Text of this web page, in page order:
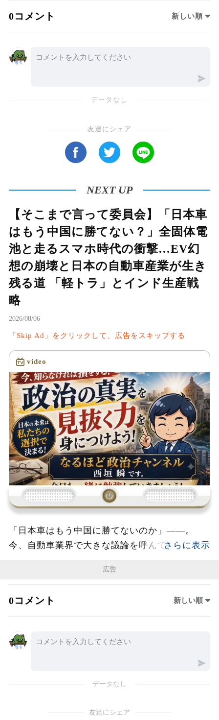
が描かれています。密教の普及を通じて、精神
0コメント 新しい順
データなし
友達にシェア
NEXT UP
【そこまで言って委員会】「日本車
はもう中国に勝てない？」全固体電
池と走るスマホ時代の衝撃…EV幻
想の崩壊と日本の自動車産業が生き
残る道 「軽トラ」とインド生産戦
略
2026/08/06
「Skip Ad」をクリックして、広告をスキップする
video
読み込み中...
「日本車はもう中国に勝てないのか」――。
今、自動車業界で大きな議論を呼んでいるの
略だ。専門家による討論では、中国が国家規模
まり、日本企業がこれまで誇ってきた「高品
可能性が指摘された。特に衝撃を与えたのが、
全固体電池の登場だ。2027年から2028年にかけ
まさに「走るスマートフォン時代」の幕開けと
広告
0コメント 新しい順
データなし
友達にシェア